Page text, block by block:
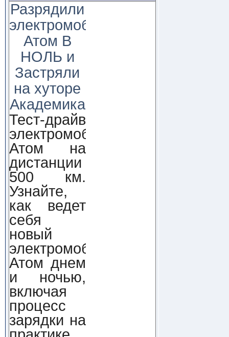
Разрядили
электромобиль
Атом В
НОЛЬ и
Застряли
на хуторе
Академика
Тест-драйв
электромобиля
Атом на
дистанции
500 км.
Узнайте,
как ведет
себя
новый
электромобиль
Атом днем
и ночью,
включая
процесс
зарядки на